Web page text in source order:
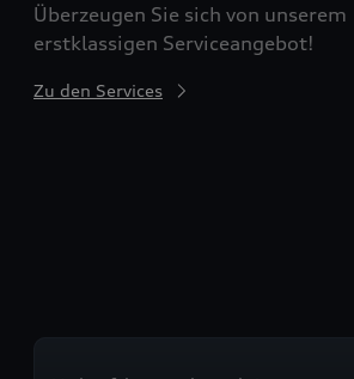
Überzeugen Sie sich von unserem
erstklassigen Serviceangebot!
Zu den Services